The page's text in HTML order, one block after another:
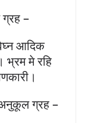
–
आदिक
मे रहि
ग्रह –